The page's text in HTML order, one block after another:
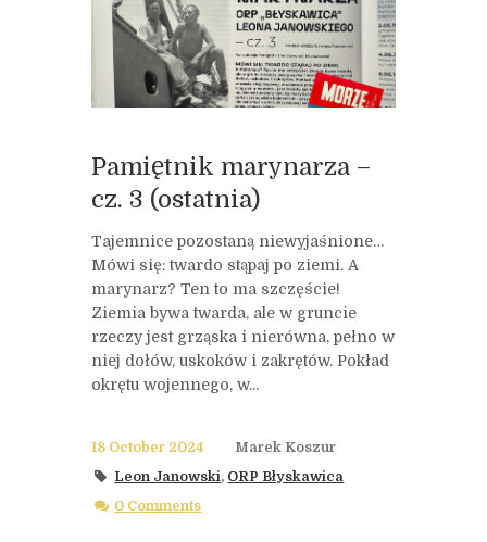
Pamiętnik marynarza –
cz. 3 (ostatnia)
Tajemnice pozostaną niewyjaśnione…
Mówi się: twardo stąpaj po ziemi. A
marynarz? Ten to ma szczęście!
Ziemia bywa twarda, ale w gruncie
rzeczy jest grząska i nierówna, pełno w
niej dołów, uskoków i zakrętów. Pokład
okrętu wojennego, w...
18 October 2024
Marek Koszur
Leon Janowski, ORP Błyskawica
0 Comments